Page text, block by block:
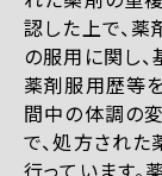
認した上で、
の服用に関し
薬剤服用歴等
間中の体調の
で、処方され